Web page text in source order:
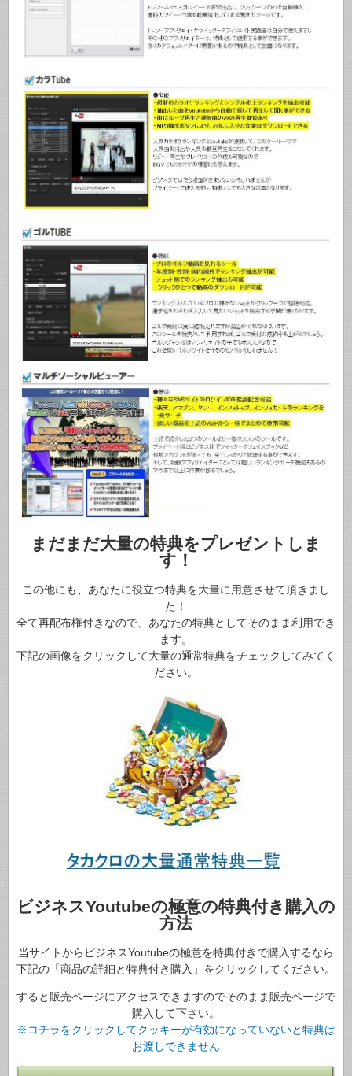
まだまだ大量の特典をプレゼントしま
す！
この他にも、あなたに役立つ特典を大量に用意させて頂きまし
た！
全て再配布権付きなので、あなたの特典としてそのまま利用でき
ます。
下記の画像をクリックして大量の通常特典をチェックしてみてく
ださい。
ビジネスYoutubeの極意の特典付き購入の
方法
当サイトからビジネスYoutubeの極意を特典付きで購入するなら
下記の「商品の詳細と特典付き購入」をクリックしてください。
すると販売ページにアクセスできますのでそのまま販売ページで
購入して下さい。
※コチラをクリックしてクッキーが有効になっていないと特典は
お渡しできません